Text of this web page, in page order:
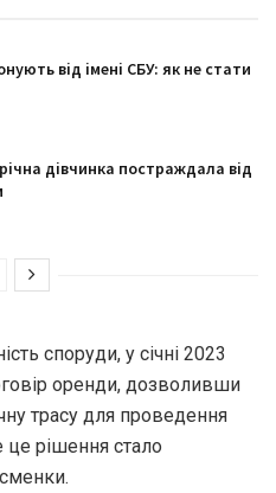
від імені СБУ: як не стати
дівчинка постраждала від
споруди, у січні 2023
оренди, дозволивши
трасу для проведення
це рішення стало